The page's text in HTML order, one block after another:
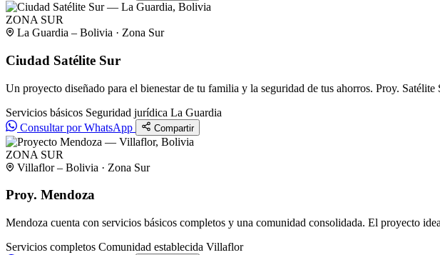
ZONA SUR
La Guardia – Bolivia · Zona Sur
Ciudad Satélite Sur
Un proyecto diseñado para el bienestar de tu familia y la seguridad de tus ahorros. Proy.
Servicios básicos Seguridad jurídica La Guardia
Consultar por WhatsApp
Compartir
ZONA SUR
Villaflor – Bolivia · Zona Sur
Proy. Mendoza
Mendoza cuenta con servicios básicos completos y una comunidad consolidada. El proyecto
Servicios completos Comunidad establecida Villaflor